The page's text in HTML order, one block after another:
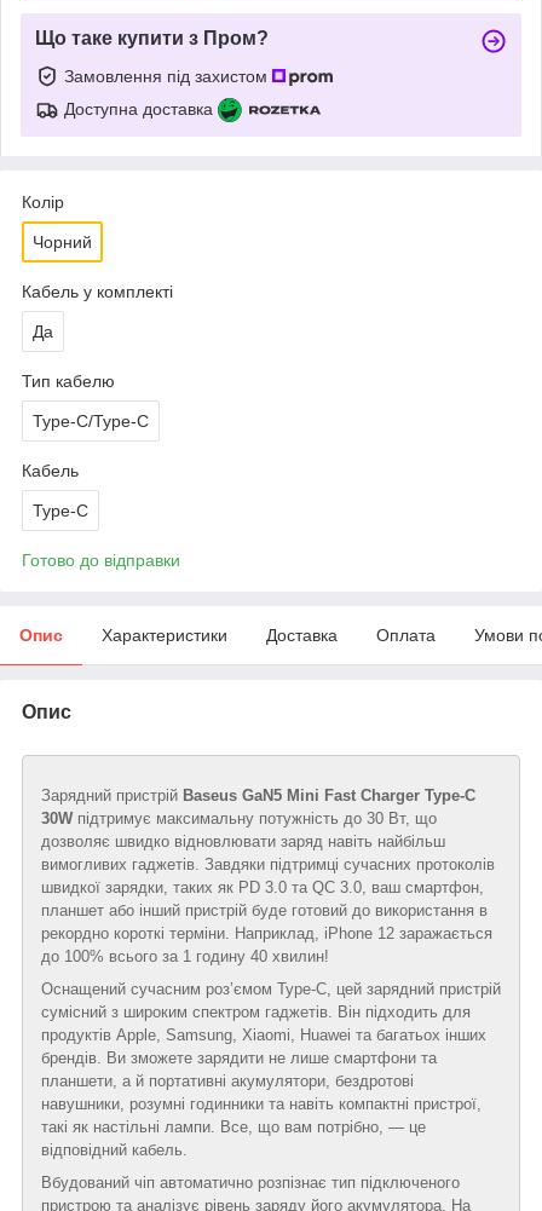
Що таке купити з Пром?
Замовлення під захистом
Доступна доставка
Колір
Чорний
Кабель у комплекті
Да
Тип кабелю
Type-C/Type-C
Кабель
Type-C
Готово до відправки
Опис Характеристики Доставка Оплата Умови
Опис
Зарядний пристрій Baseus GaN5 Mini Fast Charger Type-C
30W підтримує максимальну потужність до 30 Вт, що
дозволяє швидко відновлювати заряд навіть найбільш
вимогливих гаджетів. Завдяки підтримці сучасних протоколів
швидкої зарядки, таких як PD 3.0 та QC 3.0, ваш смартфон,
планшет або інший пристрій буде готовий до використання в
рекордно короткі терміни. Наприклад, iPhone 12 заражається
до 100% всього за 1 годину 40 хвилин!
Оснащений сучасним роз’ємом Type-C, цей зарядний пристрій
сумісний з широким спектром гаджетів. Він підходить для
продуктів Apple, Samsung, Xiaomi, Huawei та багатьох інших
брендів. Ви зможете зарядити не лише смартфони та
планшети, а й портативні акумулятори, бездротові
навушники, розумні годинники та навіть компактні пристрої,
такі як настільні лампи. Все, що вам потрібно, — це
відповідний кабель.
Вбудований чіп автоматично розпізнає тип підключеного
пристрою та аналізує рівень заряду його акумулятора. На